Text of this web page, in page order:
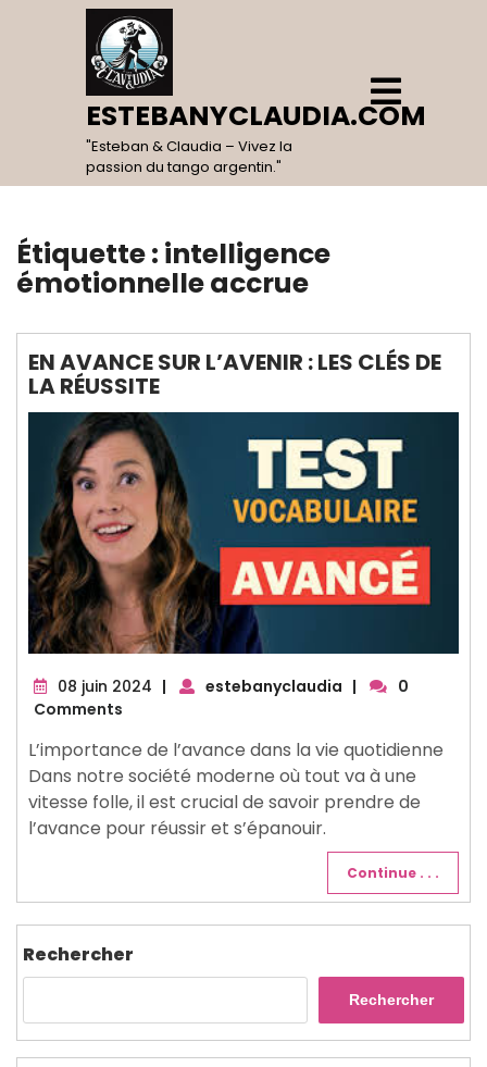
ESTEBANYCLAUDIA.COM
"Esteban & Claudia – Vivez la
passion du tango argentin."
Open
Menu
Étiquette : intelligence
émotionnelle accrue
EN AVANCE SUR L’AVENIR : LES CLÉS DE
LA RÉUSSITE
08 juin 2024 08
| estebanyclaudia |
0
Comments
L’importance de l’avance dans la vie quotidienne
Dans notre société moderne où tout va à une
vitesse folle, il est crucial de savoir prendre de
l’avance pour réussir et s’épanouir.
Continue . . .
Rechercher
Rechercher